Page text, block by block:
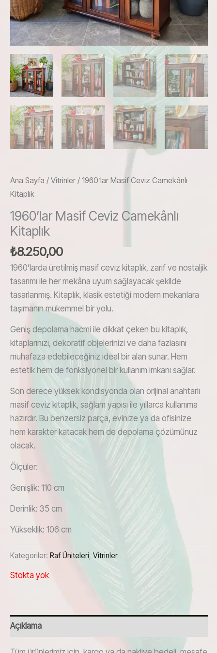
Ana Sayfa / Vitrinler / 1960’lar Masif Ceviz Camekânlı
Kitaplık
1960’lar Masif Ceviz Camekânlı
Kitaplık
₺8.250,00
1960’larda üretilmiş masif ceviz kitaplık, zarif ve nostaljik
tasarımı ile her mekâna uyum sağlayacak şekilde
tasarlanmış. Kitaplık, klasik estetiği modern mekanlara
taşımanın mükemmel bir yolu.
Geniş depolama hacmi ile dikkat çeken bu kitaplık,
kitaplarınızı, dekoratif objelerinizi ve daha fazlasını
muhafaza edebileceğiniz ideal bir alan sunar. Hem
estetik hem de fonksiyonel bir kullanım imkanı sağlar.
Son derece yüksek kondisyonda olan orijinal anahtarlı
masif ceviz kitaplık, sağlam yapısı ile yıllarca kullanıma
hazırdır. Bu benzersiz parça, evinize ya da ofisinize
hem karakter katacak hem de depolama çözümünüz
olacak.
Ölçüler:
Genişlik: 110 cm
Derinlik: 35 cm
Yükseklik: 106 cm
Kategoriler: Raf Üniteleri Vitrinler
Stokta yok
Açıklama